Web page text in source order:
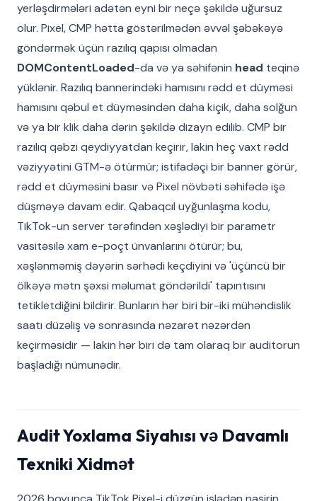
yerləşdirmələri adətən eyni bir neçə şəkildə uğursuz
olur. Pixel, CMP hətta göstərilmədən əvvəl şəbəkəyə
göndərmək üçün razılıq qapısı olmadan
DOMContentLoaded-da və ya səhifənin head teqinə
yüklənir. Razılıq bannerindəki hamısını rədd et düyməsi
hamısını qəbul et düyməsindən daha kiçik, daha solğun
və ya bir klik daha dərin şəkildə dizayn edilib. CMP bir
razılıq qəbzi qeydiyyatdan keçirir, lakin heç vaxt rədd
vəziyyətini GTM-ə ötürmür; istifadəçi bir banner görür,
rədd et düyməsini basır və Pixel növbəti səhifədə işə
düşməyə davam edir. Qabaqcıl uyğunlaşma kodu,
TikTok-un server tərəfindən xəşlədiyi bir parametr
vasitəsilə xam e-poçt ünvanlarını ötürür; bu,
xəşlənməmiş dəyərin sərhədi keçdiyini və 'üçüncü bir
ölkəyə mətn şəxsi məlumat göndərildi' tapıntısını
tetikletdiğini bildirir. Bunların hər biri bir-iki mühəndislik
saatı düzəliş və sonrasında nəzarət nəzərdən
keçirməsidir — lakin hər biri də tam olaraq bir auditorun
başladığı nümunədir.
Audit Yoxlama Siyahısı və Davamlı
Texniki Xidmət